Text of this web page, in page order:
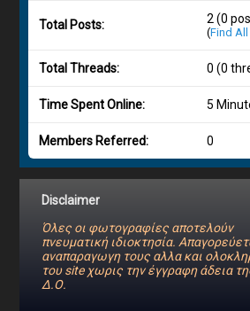
Total Posts: 2 (0
(Find
Total Threads: 0 (0
Time Spent Online: 5
Members Referred: 0
Disclaimer
Όλες οι φωτογραφίες αποτελούν
πνευματική ιδιοκτησία.
αναπαραγωγη τους αλλα και
του site χωρις την έγγραφη άδεια
Δ.Ο.